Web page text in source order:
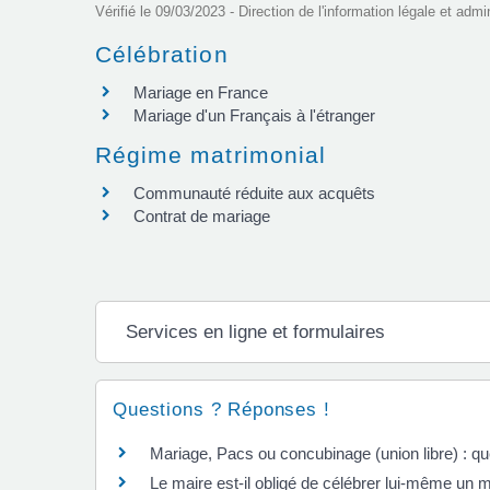
Vérifié le 09/03/2023 - Direction de l'information légale et
Célébration
Mariage en France
Mariage d'un Français à l'étranger
Régime matrimonial
Communauté réduite aux acquêts
Contrat de mariage
Services en ligne et formulaires
Questions ? Réponses !
Mariage, Pacs ou concubinage (union libre) :
Le maire est-il obligé de célébrer lui-même un